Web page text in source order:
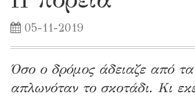
05-11-2019
Όσο ο δρόμος άδειαζε από τα
απλωνόταν το σκοτάδι. Κι